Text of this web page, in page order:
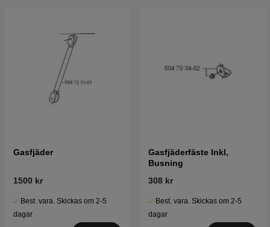
Gasfjäder
1500 kr
Best. vara. Skickas om 2-5
dagar
Gasfjäderfäste Inkl,
Busning
308 kr
Best. vara. Skickas om 2-5
dagar